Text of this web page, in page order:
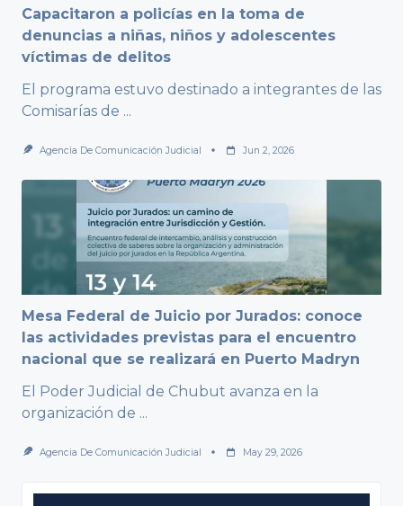
Capacitaron a policías en la toma de
denuncias a niñas, niños y adolescentes
víctimas de delitos
El programa estuvo destinado a integrantes de las
Comisarías de ...
Agencia De Comunicación Judicial Jun 2, 2026
Mesa Federal de Juicio por Jurados: conoce
las actividades previstas para el encuentro
nacional que se realizará en Puerto Madryn
El Poder Judicial de Chubut avanza en la
organización de ...
Agencia De Comunicación Judicial May 29, 2026